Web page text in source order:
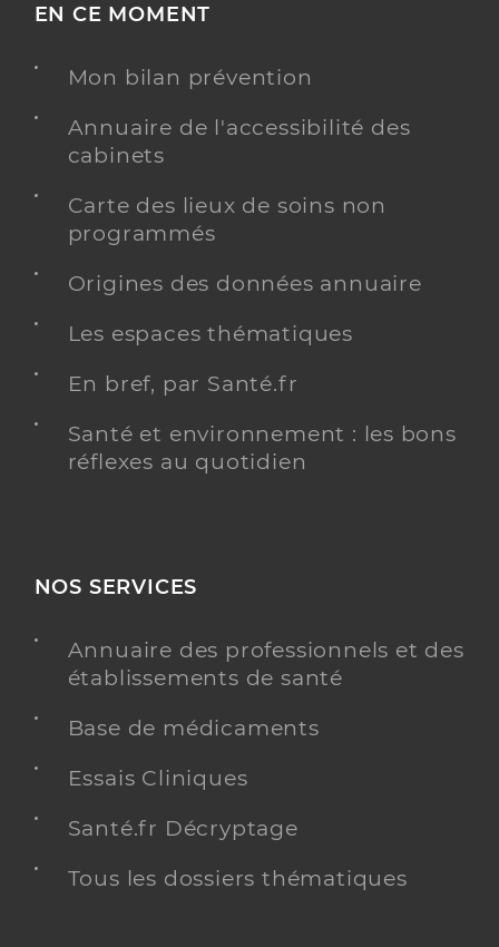
EN CE MOMENT
Mon bilan prévention
Annuaire de l'accessibilité des
cabinets
Carte des lieux de soins non
programmés
Origines des données annuaire
Les espaces thématiques
En bref, par Santé.fr
Santé et environnement : les bons
réflexes au quotidien
NOS SERVICES
Annuaire des professionnels et des
établissements de santé
Base de médicaments
Essais Cliniques
Santé.fr Décryptage
Tous les dossiers thématiques